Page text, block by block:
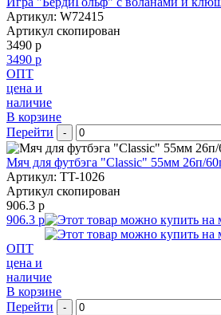
Артикул: W72415
Артикул скопирован
3490 р
3490 р
ОПТ
цена и
наличие
В корзине
Перейти
-
Мяч для футбэга "Classic" 55мм 26п/
Артикул: TT-1026
Артикул скопирован
906.3 р
906.3 р
ОПТ
цена и
наличие
В корзине
Перейти
-